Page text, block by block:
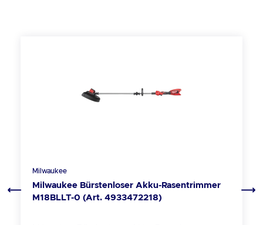
Milwaukee
Milwaukee Bürstenloser Akku-Rasentrimmer
M18BLLT-0 (Art. 4933472218)